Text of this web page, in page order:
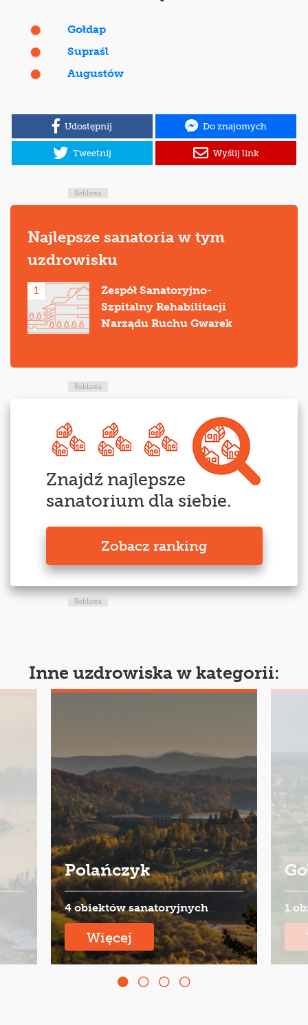
Gołdap
Supraśl
Augustów
Udostępnij Do znajomych
Tweetnij Wyślij link
Reklama
Najlepsze sanatoria w tym
uzdrowisku
1
Zespół Sanatoryjno-
Szpitalny Rehabilitacji
Narządu Ruchu Gwarek
Reklama
Znajdź najlepsze
sanatorium dla siebie.
Zobacz ranking
Reklama
Inne uzdrowiska w kategorii:
Polańczyk
4 obiektów sanatoryjnych
Więcej
1